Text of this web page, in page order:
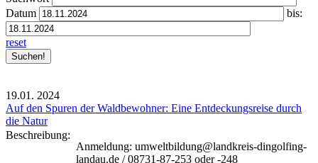
Datum
bis:
reset
19.01. 2024
Auf den Spuren der Waldbewohner: Eine Entdeckungsreise durch
die Natur
Beschreibung:
Anmeldung: umweltbildung@landkreis-dingolfing-
landau.de / 08731-87-253 oder -248